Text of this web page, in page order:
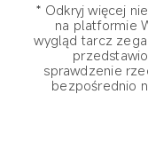
* Odkryj więcej
na platformie
wygląd tarcz
sprawdzenie
bezpośrednio